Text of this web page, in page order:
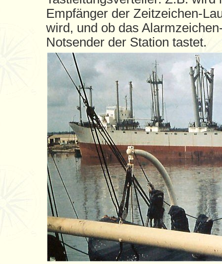
Empfänger der Zeitzeichen-
wird, und ob das
Notsender der Station tastet.